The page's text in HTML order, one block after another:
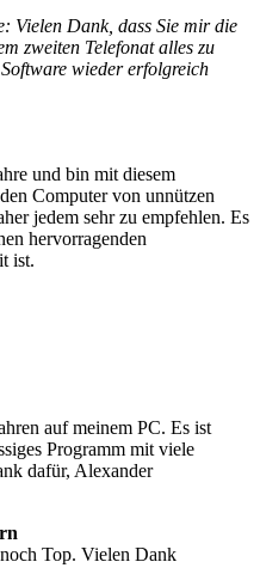
Vielen Dank, dass Sie mir die
zweiten Telefonat alles zu
wieder erfolgreich
und bin mit diesem
Computer von unnützen
jedem sehr zu empfehlen. Es
hervorragenden
ist.
auf meinem PC. Es ist
Programm mit viele
dafür, Alexander
Top. Vielen Dank